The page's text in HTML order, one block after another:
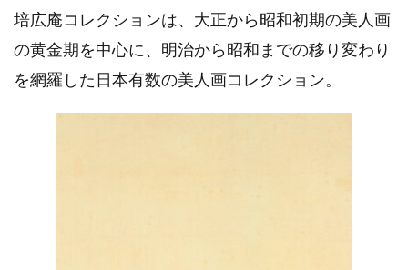
培広庵コレクションは、大正から昭和初期の美人画
の黄金期を中心に、明治から昭和までの移り変わり
を網羅した日本有数の美人画コレクション。